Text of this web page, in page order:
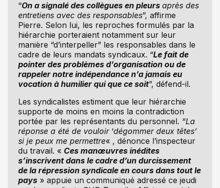
“On a signalé des collègues en pleurs après des
entretiens avec des responsables”, affirme
Pierre. Selon lui, les reproches formulés par la
hiérarchie porteraient notamment sur leur
manière “d’interpeller” les responsables dans le
cadre de leurs mandats syndicaux. “Le fait de
pointer des problèmes d’organisation ou de
rappeler notre indépendance n’a jamais eu
vocation à humilier qui que ce soit”, défend-il.
Les syndicalistes estiment que leur hiérarchie
supporte de moins en moins la contradiction
portée par les représentants du personnel. “La
réponse a été de vouloir ‘dégommer deux têtes’
si je peux me permettre« , dénonce l’inspecteur
du travail. « Ces manœuvres inédites
s’inscrivent dans le cadre d’un durcissement
de la répression syndicale en cours dans tout le
pays» appuie un communiqué adressé ce jeudi